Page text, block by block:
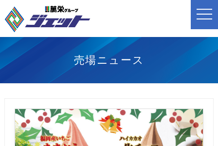
t
o
n
g
売場ニュース